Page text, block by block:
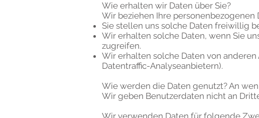
Wie erhalten wir Daten über Sie?
Wir beziehen Ihre personenbezogenen
Sie stellen uns solche Daten freiwillig
Wir erhalten solche Daten, wenn Sie
zugreifen.
Wir erhalten solche Daten von
Datentraffic-Analyseanbietern).
Wie werden die Daten genutzt? An
Wir geben Benutzerdaten nicht an
Wir verwenden Daten für folgende